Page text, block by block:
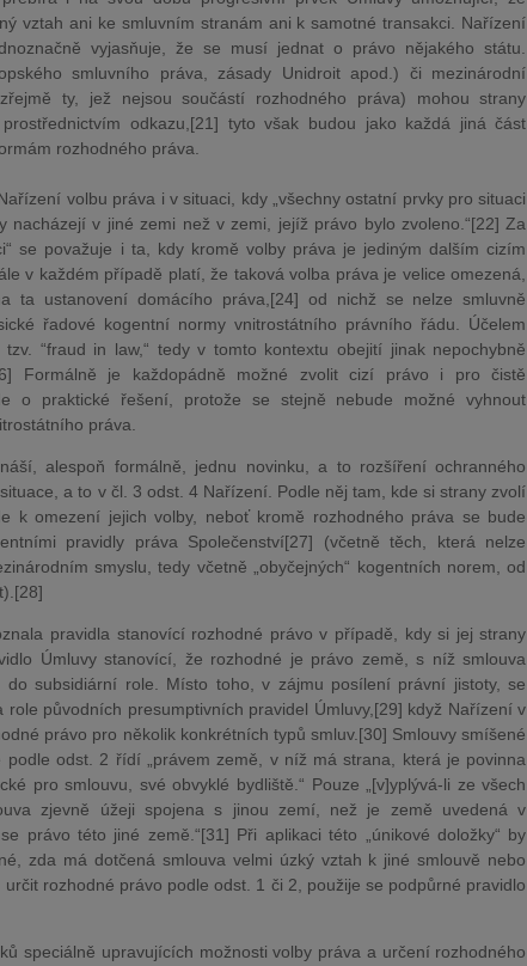
vztah ani ke smluvním stranám ani k samotné transakci. Nařízení
vyjasňuje, že se musí jednat o právo nějakého státu.
smluvního práva, zásady Unidroit apod.) či mezinárodní
ty, jež nejsou součástí rozhodného práva) mohou strany
odkazu,[21] tyto však budou jako každá jiná část
rozhodného práva.
volbu práva i v situaci, kdy „všechny ostatní prvky pro situaci
nacházejí v jiné zemi než v zemi, jejíž právo bylo zvoleno.“[22] Za
se považuje i ta, kdy kromě volby práva je jediným dalším cizím
v každém případě platí, že taková volba práva je velice omezená,
ta ustanovení domácího práva,[24] od nichž se nelze smluvně
řadové kogentní normy vnitrostátního právního řádu. Účelem
“fraud in law,“ tedy v tomto kontextu obejití jinak nepochybně
Formálně je každopádně možné zvolit cizí právo i pro čistě
o praktické řešení, protože se stejně nebude možné vyhnout
práva.
alespoň formálně, jednu novinku, a to rozšíření ochranného
a to v čl. 3 odst. 4 Nařízení. Podle něj tam, kde si strany zvolí
k omezení jejich volby, neboť kromě rozhodného práva se bude
pravidly práva Společenství[27] (včetně těch, která nelze
smyslu, tedy včetně „obyčejných“ kogentních norem, od
pravidla stanovící rozhodné právo v případě, kdy si jej strany
Úmluvy stanovící, že rozhodné je právo země, s níž smlouva
do subsidiární role. Místo toho, v zájmu posílení právní jistoty, se
role původních presumptivních pravidel Úmluvy,[29] když Nařízení v
právo pro několik konkrétních typů smluv.[30] Smlouvy smíšené
odst. 2 řídí „právem země, v níž má strana, která je povinna
pro smlouvu, své obvyklé bydliště.“ Pouze „[v]yplývá-li ze všech
zjevně úžeji spojena s jinou zemí, než je země uvedená v
právo této jiné země.“[31] Při aplikaci této „únikové doložky“ by
zda má dotčená smlouva velmi úzký vztah k jiné smlouvě nebo
rozhodné právo podle odst. 1 či 2, použije se podpůrné pravidlo
speciálně upravujících možnosti volby práva a určení rozhodného